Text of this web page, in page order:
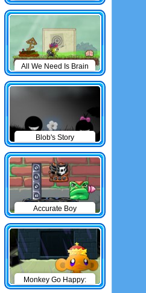
All We Need Is Brain
Level Pack
Blob's Story
Accurate Boy
Monkey Go Happy:
The Castle